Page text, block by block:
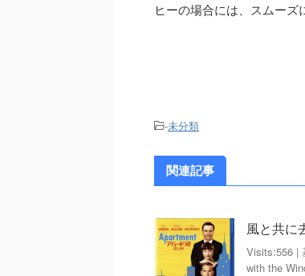
ヒーの場合には、スムーズ
-未分類
関連記事
風と共に
Visits:556 |
with the